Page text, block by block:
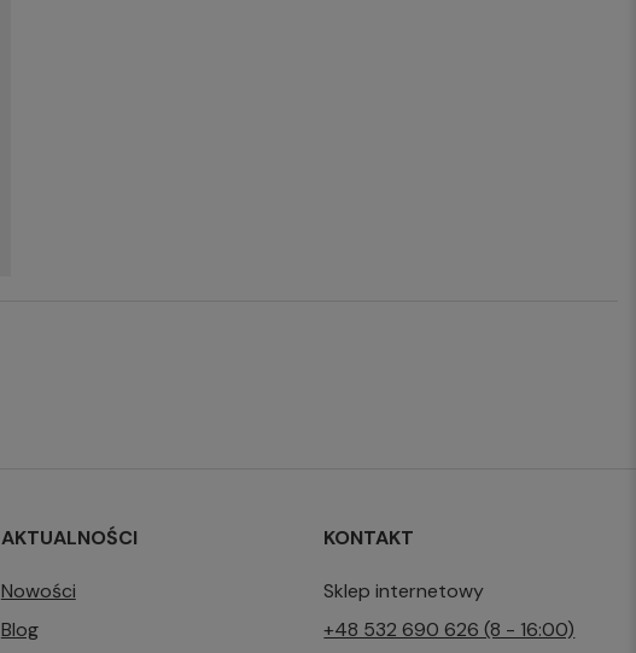
AKTUALNOŚCI
Nowości
Blog
KONTAKT
Sklep internetowy
+48 532 690 626 (8 - 16:00)